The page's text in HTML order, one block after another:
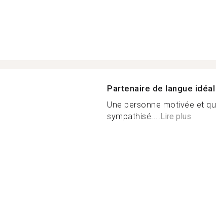
Partenaire de langue idéal
Une personne motivée et
sympathisé....Lire plus